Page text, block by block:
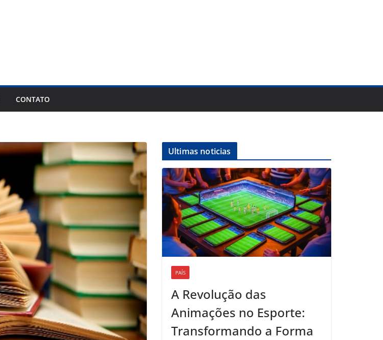
CONTATO
Ultimas noticias
PAÍS
A Revolução das
Animações no Esporte:
Transformando a Forma